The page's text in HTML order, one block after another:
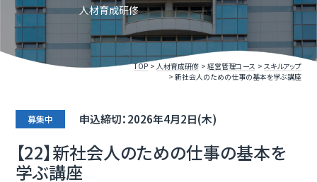
人材育成研修
TOP 人材育成研修 経営管理コース
スキルアップ
新社会人のための仕事の基本を学ぶ講座
募集中 申込締切：2026年4月2日(木)
【22】新社会人のための仕事の基本を
学ぶ講座